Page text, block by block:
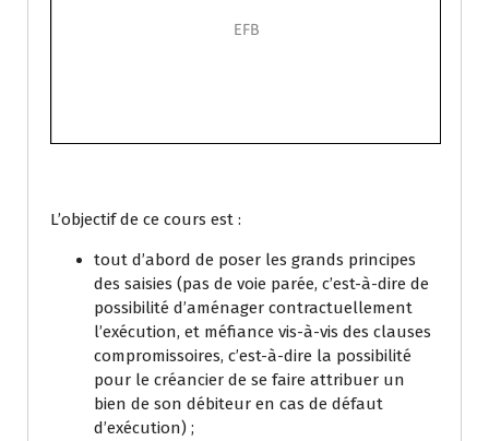
L’objectif de ce cours est :
tout d’abord de poser les grands principes
des saisies (pas de voie parée, c’est-à-dire de
possibilité d’aménager contractuellement
l’exécution, et méfiance vis-à-vis des clauses
compromissoires, c’est-à-dire la possibilité
pour le créancier de se faire attribuer un
bien de son débiteur en cas de défaut
d’exécution) ;